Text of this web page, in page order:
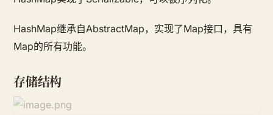
HashMap继承自AbstractMap，实现了Map接口，具有
Map的所有功能。
存储结构